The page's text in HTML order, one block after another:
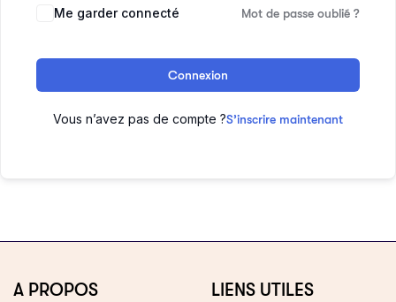
Me garder connecté Mot de passe oublié ?
Connexion
Vous n’avez pas de compte ?S’inscrire maintenant
A PROPOS LIENS UTILES